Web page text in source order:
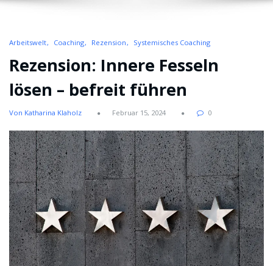
Arbeitswelt Coaching Rezension Systemisches Coaching
Rezension: Innere Fesseln
lösen – befreit führen
Von Katharina Klaholz Februar 15, 2024 0